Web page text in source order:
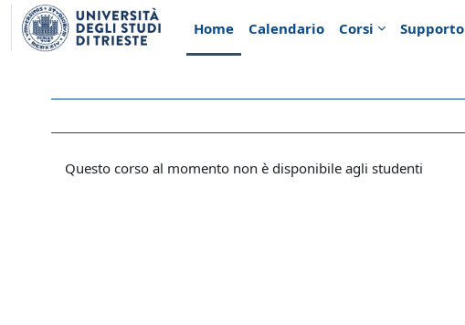
Vai al contenuto principale
Home
Calendario Corsi Supporto
Questo corso al momento non è disponibile agli studenti